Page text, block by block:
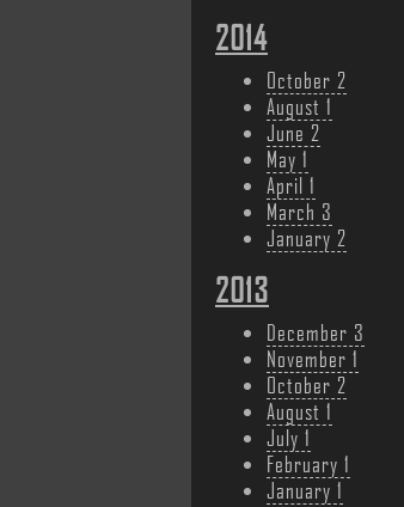
2014
October 2
August 1
June 2
May 1
April 1
March 3
January 2
2013
December 3
November 1
October 2
August 1
July 1
February 1
January 1